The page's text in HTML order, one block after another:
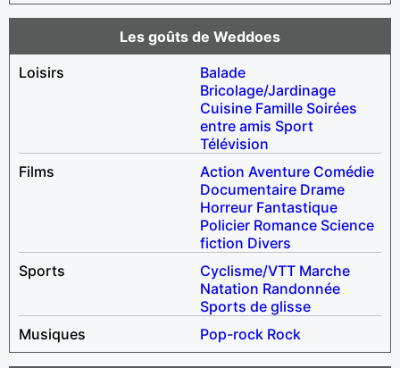
Les goûts de Weddoes
Loisirs
Balade
Bricolage/Jardinage
Cuisine Famille Soirées
entre amis Sport
Télévision
Films
Action Aventure Comédie
Documentaire Drame
Horreur Fantastique
Policier Romance Science
fiction Divers
Sports
Cyclisme/VTT Marche
Natation Randonnée
Sports de glisse
Musiques
Pop-rock Rock